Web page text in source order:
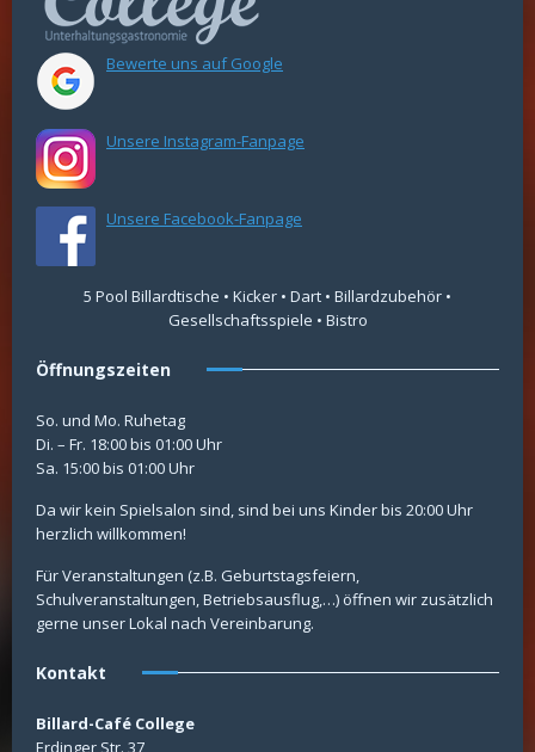
Bewerte uns auf Google
Unsere Instagram-Fanpage
Unsere Facebook-Fanpage
5 Pool Billardtische • Kicker • Dart • Billardzubehör •
Gesellschaftsspiele • Bistro
Öffnungszeiten
So. und Mo. Ruhetag
Di. – Fr. 18:00 bis 01:00 Uhr
Sa. 15:00 bis 01:00 Uhr
Da wir kein Spielsalon sind, sind bei uns Kinder bis 20:00 Uhr
herzlich willkommen!
Für Veranstaltungen (z.B. Geburtstagsfeiern,
Schulveranstaltungen, Betriebsausflug,…) öffnen wir zusätzlich
gerne unser Lokal nach Vereinbarung.
Kontakt
Billard-Café College
Erdinger Str. 37